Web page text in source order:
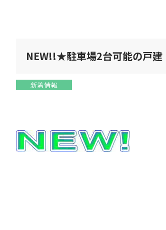
NEW!!★駐車場2台可能の戸建
新着情報